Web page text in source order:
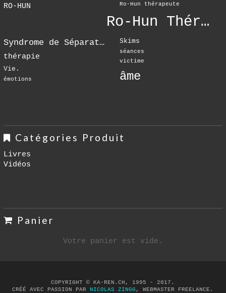
RO-HUN Ro-Hun thérapeute
Ro-Hun Thérapie
Skims
Syndrome de Séparation
séances
thérapie
victime
Vie.
âme
émotions
Catégories Produit
Livres
Vidéos
Panier
Votre panier est vide.
COPYRIGHT © KA-REN.CH, 1995 - 2017.
CRÉÉ AVEC PASSION PAR NICOLAS ZINGG , WEBMASTER FREELANCE.